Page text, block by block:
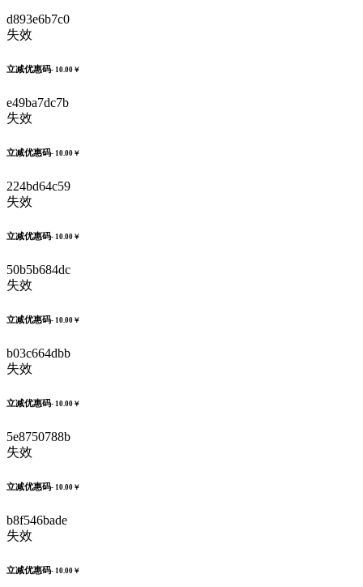
d893e6b7c0
失效
立减优惠码- 10.00￥
e49ba7dc7b
失效
立减优惠码- 10.00￥
224bd64c59
失效
立减优惠码- 10.00￥
50b5b684dc
失效
立减优惠码- 10.00￥
b03c664dbb
失效
立减优惠码- 10.00￥
5e8750788b
失效
立减优惠码- 10.00￥
b8f546bade
失效
立减优惠码- 10.00￥